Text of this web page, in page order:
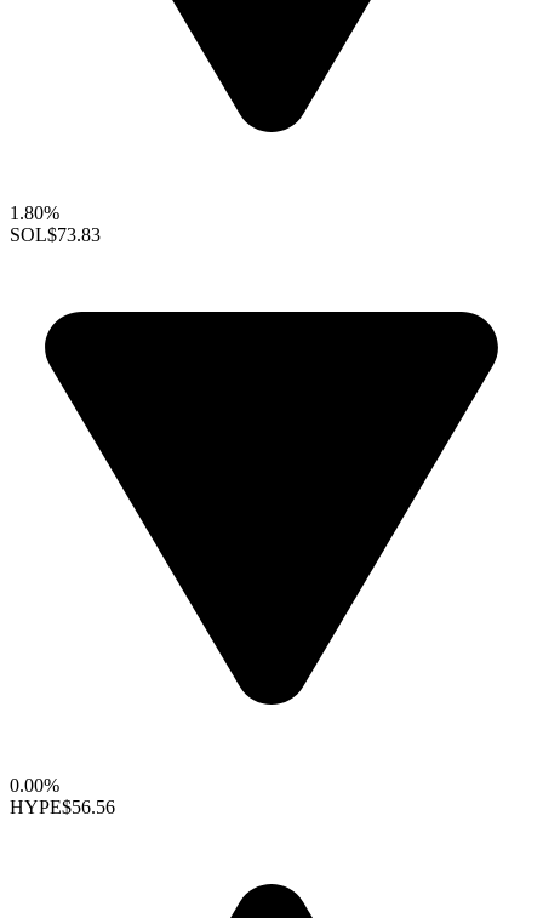
1.80%
SOL$73.83
0.00%
HYPE$56.56